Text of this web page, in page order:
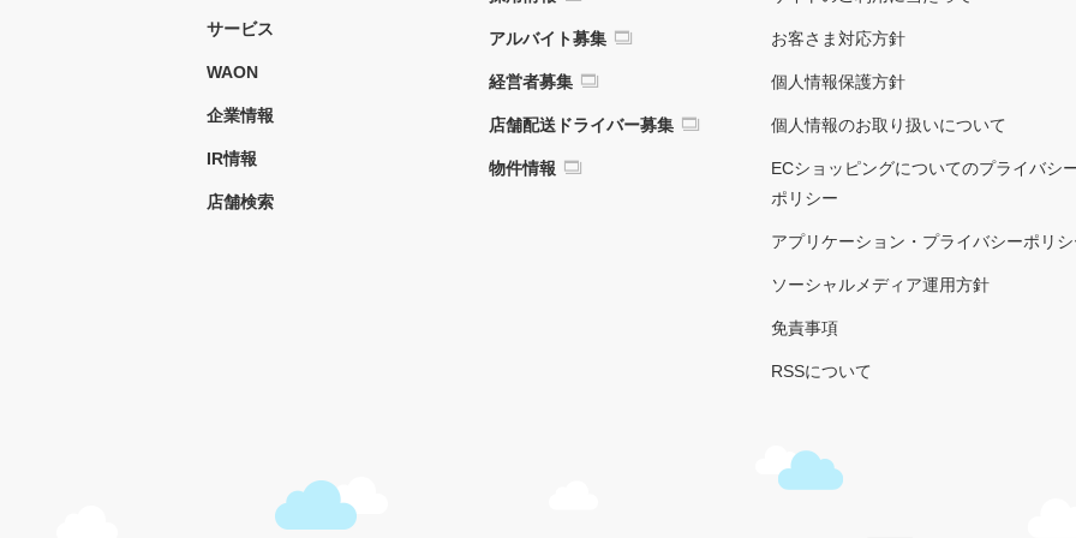
サービス
WAON
企業情報
IR情報
店舗検索
アルバイト募集
経営者募集
店舗配送ドライバー募集
物件情報
お客さま対応方針
個人情報保護方針
個人情報のお取り扱いについて
ECショッピングについてのプライバシ
ポリシー
アプリケーション・プライバシーポリ
ソーシャルメディア運用方針
免責事項
RSSについて